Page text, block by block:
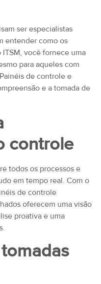
ser especialistas
entender como os
você fornece uma
para aqueles com
de controle e
e a tomada de
controle
todos os processos e
em tempo real. Com o
de controle
oferecem uma visão
proativa e uma